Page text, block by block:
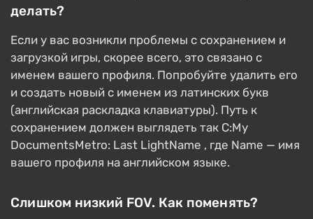
делать?
Если у вас возникли проблемы с сохранением и
загрузкой игры, скорее всего, это связано с
именем вашего профиля. Попробуйте удалить его
и создать новый с именем из латинских букв
(английская раскладка клавиатуры). Путь к
сохранением должен выглядеть так C:My
DocumentsMetro: Last LightName , где Name — имя
вашего профиля на английском языке.
Слишком низкий FOV. Как поменять?